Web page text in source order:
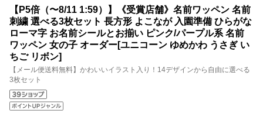
【P5倍（〜8/11 1:59）】《受賞店舗》名前ワッペン 名前
刺繍 選べる3枚セット 長方形 よこなが 入園準備 ひらがな
ローマ字 お名前シールとお揃い ピンク/パープル系 名前
ワッペン 女の子 オーダー[ユニコーン ゆめかわ うさぎ い
ちご リボン]
【メール便送料無料】かわいいイラスト入り！14デザインから自由に選べる
3枚セット